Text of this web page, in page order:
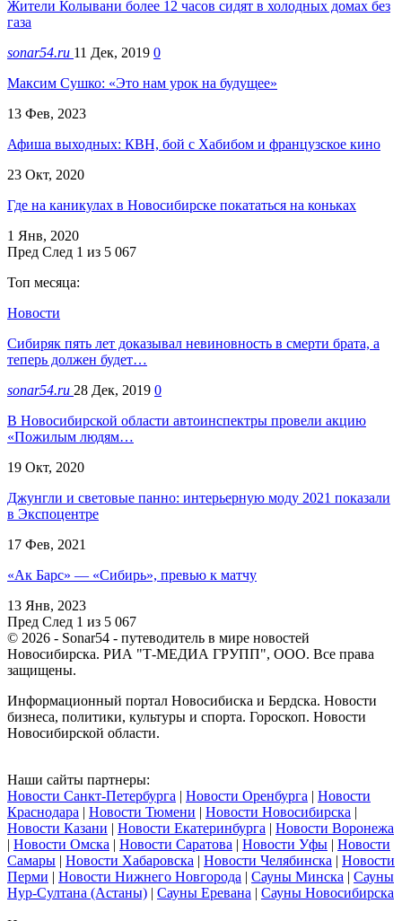
Жители Колывани более 12 часов сидят в холодных домах без
газа
sonar54.ru 11 Дек, 2019 0
Максим Сушко: «Это нам урок на будущее»
13 Фев, 2023
Афиша выходных: КВН, бой с Хабибом и французское кино
23 Окт, 2020
Где на каникулах в Новосибирске покататься на коньках
1 Янв, 2020
Пред След 1 из 5 067
Топ месяца:
Новости
Сибиряк пять лет доказывал невиновность в смерти брата, а
теперь должен будет…
sonar54.ru 28 Дек, 2019 0
В Новосибирской области автоинспектры провели акцию
«Пожилым людям…
19 Окт, 2020
Джунгли и световые панно: интерьерную моду 2021 показали
в Экспоцентре
17 Фев, 2021
«Ак Барс» — «Сибирь», превью к матчу
13 Янв, 2023
Пред След 1 из 5 067
© 2026 - Sonar54 - путеводитель в мире новостей
Новосибирска. РИА "Т-МЕДИА ГРУПП", ООО. Все права
защищены.
Информационный портал Новосибиска и Бердска. Новости
бизнеса, политики, культуры и спорта. Гороскоп. Новости
Новосибирской области.
Наши сайты партнеры:
Новости Санкт-Петербурга | Новости Оренбурга | Новости
Краснодара | Новости Тюмени | Новости Новосибирска |
Новости Казани | Новости Екатеринбурга | Новости Воронежа
| Новости Омска | Новости Саратова | Новости Уфы | Новости
Самары | Новости Хабаровска | Новости Челябинска | Новости
Перми | Новости Нижнего Новгорода | Сауны Минска | Сауны
Нур-Султана (Астаны) | Сауны Еревана | Сауны Новосибирска